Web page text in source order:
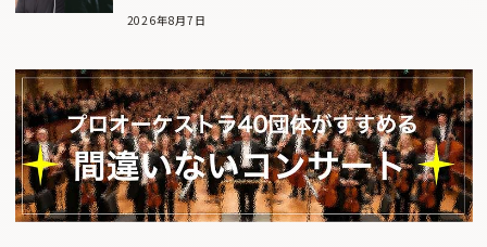
2026年8月7日